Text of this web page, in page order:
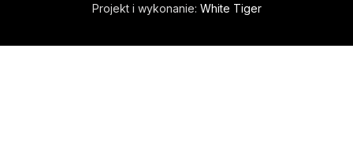
Projekt i wykonanie: White Tiger